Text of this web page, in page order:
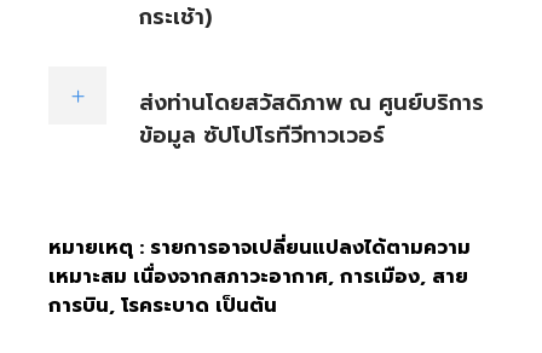
กระเช้า)
ส่งท่านโดยสวัสดิภาพ ณ ศูนย์บริการ
ข้อมูล ซัปโปโรทีวีทาวเวอร์
หมายเหตุ : รายการอาจเปลี่ยนแปลงได้ตามความ
เหมาะสม เนื่องจากสภาวะอากาศ, การเมือง, สาย
การบิน, โรคระบาด เป็นต้น